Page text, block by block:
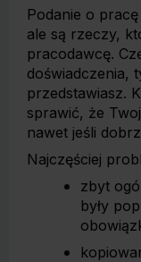
Podanie o
ale są rzeczy,
pracodawcę.
doświadczenia,
przedstawiasz.
sprawić, że
nawet jeśli
Najczęściej
zbyt
były